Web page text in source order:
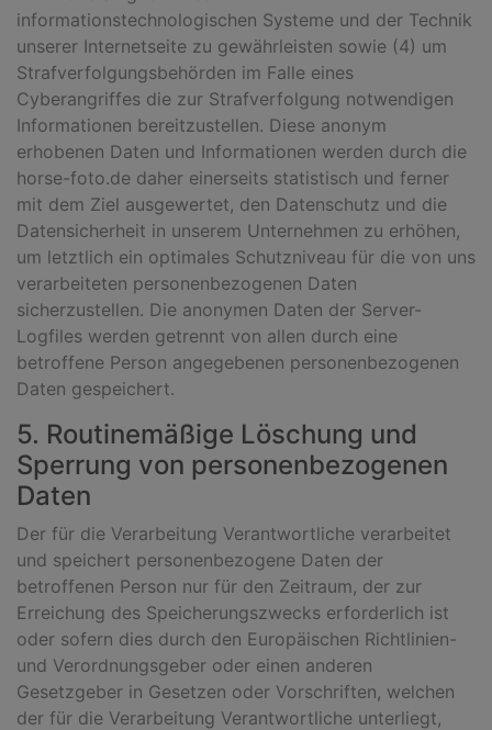
informationstechnologischen Systeme und der Technik
unserer Internetseite zu gewährleisten sowie (4) um
Strafverfolgungsbehörden im Falle eines
Cyberangriffes die zur Strafverfolgung notwendigen
Informationen bereitzustellen. Diese anonym
erhobenen Daten und Informationen werden durch die
horse-foto.de daher einerseits statistisch und ferner
mit dem Ziel ausgewertet, den Datenschutz und die
Datensicherheit in unserem Unternehmen zu erhöhen,
um letztlich ein optimales Schutzniveau für die von uns
verarbeiteten personenbezogenen Daten
sicherzustellen. Die anonymen Daten der Server-
Logfiles werden getrennt von allen durch eine
betroffene Person angegebenen personenbezogenen
Daten gespeichert.
5. Routinemäßige Löschung und
Sperrung von personenbezogenen
Daten
Der für die Verarbeitung Verantwortliche verarbeitet
und speichert personenbezogene Daten der
betroffenen Person nur für den Zeitraum, der zur
Erreichung des Speicherungszwecks erforderlich ist
oder sofern dies durch den Europäischen Richtlinien-
und Verordnungsgeber oder einen anderen
Gesetzgeber in Gesetzen oder Vorschriften, welchen
der für die Verarbeitung Verantwortliche unterliegt,